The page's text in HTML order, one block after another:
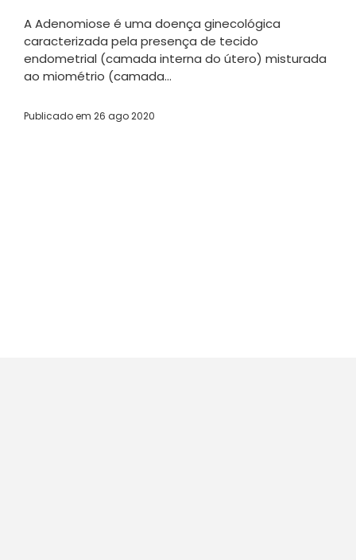
A Adenomiose é uma doença ginecológica
caracterizada pela presença de tecido
endometrial (camada interna do útero) misturada
ao miométrio (camada...
Publicado em 26 ago 2020